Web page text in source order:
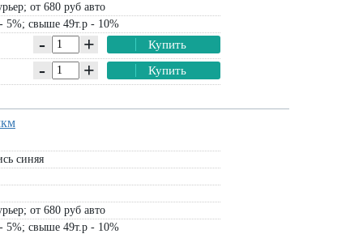
от 680 руб авто
5%; свыше 49т.р - 10%
- + Купить
- + Купить
синяя
от 680 руб авто
5%; свыше 49т.р - 10%